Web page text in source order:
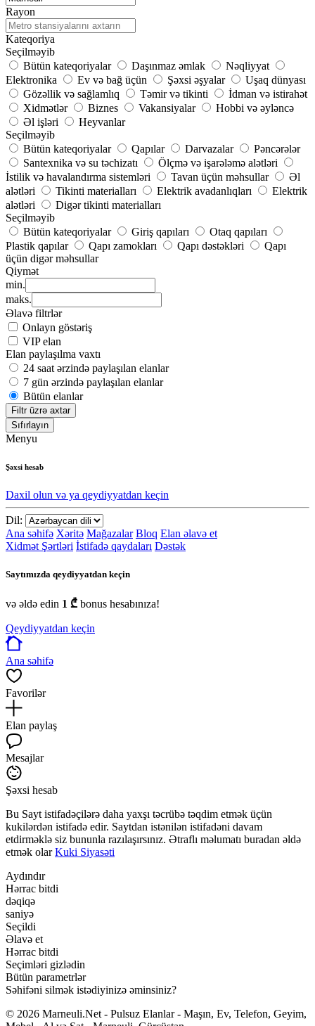
Rayon
Kateqoriya
Seçilməyib
Bütün kateqoriyalar
Daşınmaz əmlak
Nəqliyyat
Elektronika
Ev və bağ üçün Şəxsi əşyalar
Uşaq dünyası
Gözəllik və sağlamlıq
Təmir və tikinti
İdman və istirahət
Xidmətlər
Biznes Vakansiyalar
Hobbi və əyləncə
Əl işləri
Heyvanlar
Seçilməyib
Bütün kateqoriyalar
Qapılar Darvazalar
Pəncərələr
Santexnika və su təchizatı
Ölçmə və işarələmə alətləri
İstilik və havalandırma sistemləri
Tavan üçün məhsullar
Əl
alətləri
Tikinti materialları Elektrik avadanlıqları
Elektrik
alətləri
Digər tikinti materialları
Seçilməyib
Bütün kateqoriyalar
Giriş qapıları
Otaq qapıları
Plastik qapılar
Qapı zamokları Qapı dəstəkləri
Qapı
üçün digər məhsullar
Qiymət
min.
maks.
Əlavə filtrlər
Onlayn göstəriş
VIP elan
Elan paylaşılma vaxtı
24 saat ərzində paylaşılan elanlar
7 gün ərzində paylaşılan elanlar
Bütün elanlar
Filtr üzrə axtar
Sıfırlayın
Menyu
Şəxsi hesab
Daxil olun və ya qeydiyyatdan keçin
Dil:
Ana səhifə Xəritə Mağazalar Bloq Elan əlavə et
Xidmət Şərtləri İstifadə qaydaları Dəstək
Saytımızda qeydiyyatdan keçin
və əldə edin 1 ₾ bonus hesabınıza!
Qeydiyyatdan keçin
Ana səhifə
Favorilər
Elan paylaş
Mesajlar
Şəxsi hesab
Bu Sayt istifadəçilərə daha yaxşı təcrübə təqdim etmək üçün
kukilərdən istifadə edir. Saytdan istənilən istifadəni davam
etdirməklə siz bununla razılaşırsınız. Ətraflı məlumatı buradan əldə
etmək olarKuki Siyasəti
Aydındır
Hərrac bitdi
dəqiqə
saniyə
Seçildi
Əlavə et
Hərrac bitdi
Seçimləri gizlədin
Bütün parametrlər
Səhifəni silmək istədiyinizə əminsiniz?
© 2026 Marneuli.Net - Pulsuz Elanlar - Maşın, Ev, Telefon, Geyim,